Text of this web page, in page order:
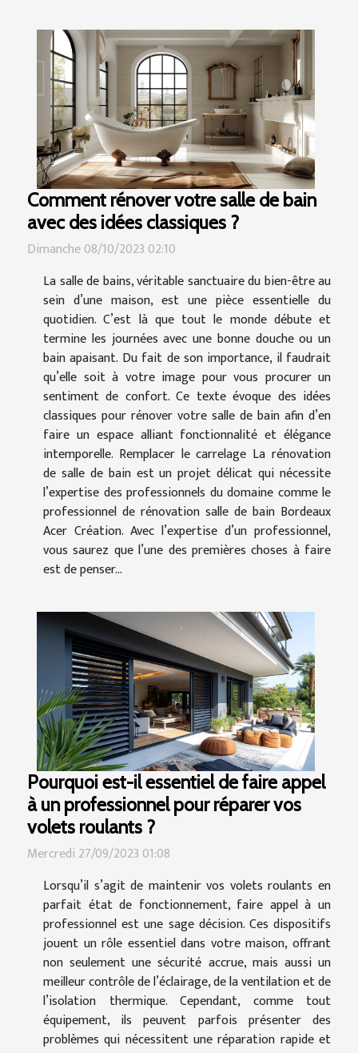
Comment rénover votre salle de bain
avec des idées classiques ?
Dimanche 08/10/2023 02:10
La salle de bains, véritable sanctuaire du bien-être au
sein d’une maison, est une pièce essentielle du
quotidien. C’est là que tout le monde débute et
termine les journées avec une bonne douche ou un
bain apaisant. Du fait de son importance, il faudrait
qu’elle soit à votre image pour vous procurer un
sentiment de confort. Ce texte évoque des idées
classiques pour rénover votre salle de bain afin d’en
faire un espace alliant fonctionnalité et élégance
intemporelle. Remplacer le carrelage La rénovation
de salle de bain est un projet délicat qui nécessite
l’expertise des professionnels du domaine comme le
professionnel de rénovation salle de bain Bordeaux
Acer Création. Avec l’expertise d’un professionnel,
vous saurez que l’une des premières choses à faire
est de penser...
Pourquoi est-il essentiel de faire appel
à un professionnel pour réparer vos
volets roulants ?
Mercredi 27/09/2023 01:08
Lorsqu’il s’agit de maintenir vos volets roulants en
parfait état de fonctionnement, faire appel à un
professionnel est une sage décision. Ces dispositifs
jouent un rôle essentiel dans votre maison, offrant
non seulement une sécurité accrue, mais aussi un
meilleur contrôle de l’éclairage, de la ventilation et de
l’isolation thermique. Cependant, comme tout
équipement, ils peuvent parfois présenter des
problèmes qui nécessitent une réparation rapide et